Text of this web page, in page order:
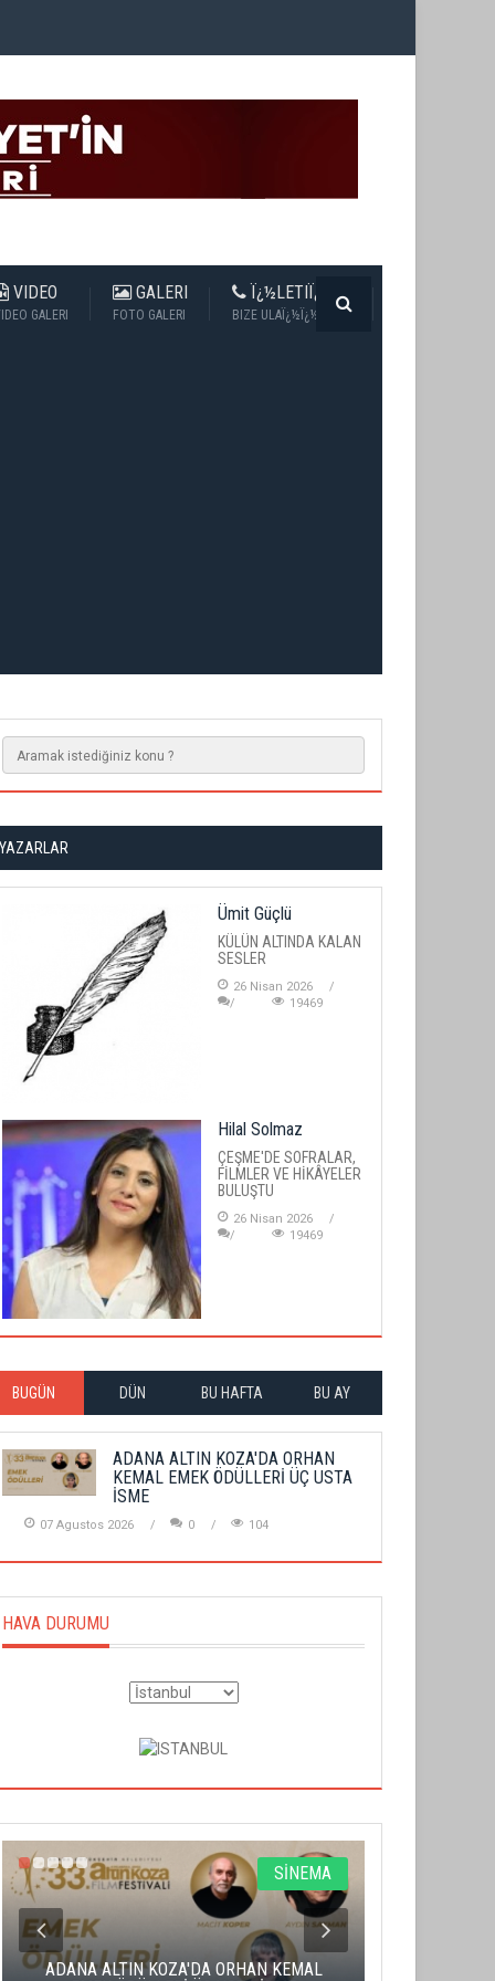
VIDEO
GALERI
GALERI
FOTO GALERI
Ï¿½LETIÏ¿½IM
BIZE ULAÏ¿½Ï¿½N
YAZARLAR
Ümit Güçlü
KÜLÜN ALTINDA KALAN
SESLER
26 Nisan 2026
19469
Hilal Solmaz
ÇEŞME'DE SOFRALAR,
FİLMLER VE HİKÂYELER
BULUŞTU
26 Nisan 2026
19469
BUGÜN DÜN BU HAFTA BU AY
ADANA ALTIN KOZA'DA ORHAN
KEMAL EMEK ÖDÜLLERİ ÜÇ USTA
İSME
07 Agustos 2026 0 104
HAVA DURUMU
SİNEMA
ADANA ALTIN KOZA'DA ORHAN KEMAL